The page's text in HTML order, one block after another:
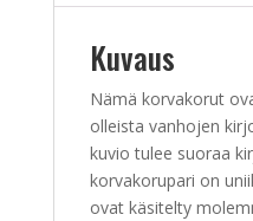
Kuvaus
Nämä korvakorut
olleista vanhojen
kuvio tulee suoraa
korvakorupari on
ovat käsitelty